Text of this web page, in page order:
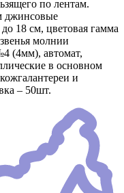
по лентам.
джинсовые
18 см, цветовая гамма
молнии
(4мм), автомат,
в основном
и
– 50шт.